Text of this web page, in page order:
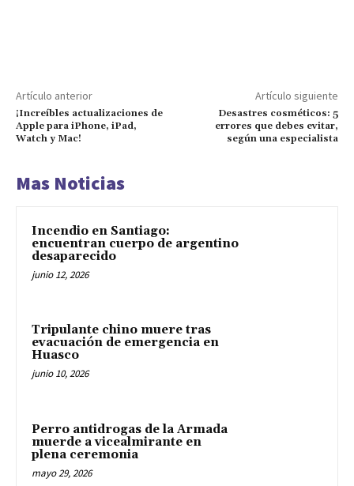
Artículo anterior
¡Increíbles actualizaciones de
Apple para iPhone, iPad,
Watch y Mac!
Artículo siguiente
Desastres cosméticos: 5
errores que debes evitar,
según una especialista
Mas Noticias
Incendio en Santiago:
encuentran cuerpo de argentino
desaparecido
junio 12, 2026
Tripulante chino muere tras
evacuación de emergencia en
Huasco
junio 10, 2026
Perro antidrogas de la Armada
muerde a vicealmirante en
plena ceremonia
mayo 29, 2026